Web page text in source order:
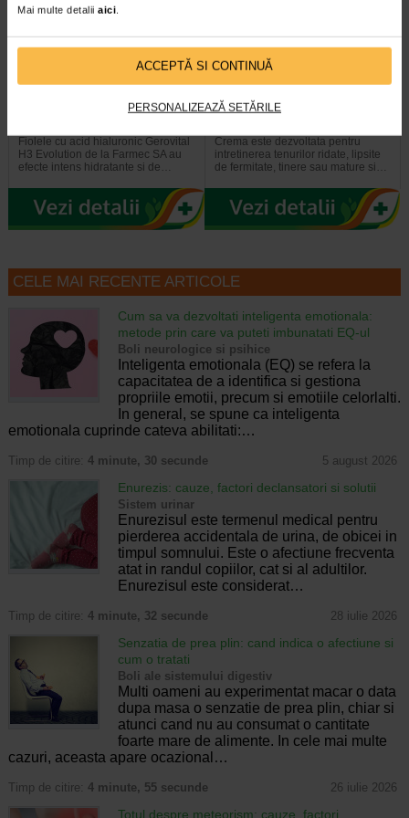
Mai multe detalii aici.
ACCEPTĂ SI CONTINUĂ
PERSONALIZEAZĂ SETĂRILE
Gerovital H3 Evolution fiole cu
acid hialuronic X 10 fiole
Fiolele cu acid hialuronic Gerovital
H3 Evolution de la Farmec SA au
efecte intens hidratante si de…
GH3 Derma+ Crema antirid si
fermitate, 50 ml, Gerovital
Crema este dezvoltata pentru
intretinerea tenurilor ridate, lipsite
de fermitate, tinere sau mature si…
CELE MAI RECENTE ARTICOLE
Cum sa va dezvoltati inteligenta emotionala:
metode prin care va puteti imbunatati EQ-ul
Boli neurologice si psihice
Inteligenta emotionala (EQ) se refera la
capacitatea de a identifica si gestiona
propriile emotii, precum si emotiile celorlalti.
In general, se spune ca inteligenta
emotionala cuprinde cateva abilitati:…
Timp de citire: 4 minute, 30 secunde 5 august 2026
Enurezis: cauze, factori declansatori si solutii
Sistem urinar
Enurezisul este termenul medical pentru
pierderea accidentala de urina, de obicei in
timpul somnului. Este o afectiune frecventa
atat in randul copiilor, cat si al adultilor.
Enurezisul este considerat…
Timp de citire: 4 minute, 32 secunde 28 iulie 2026
Senzatia de prea plin: cand indica o afectiune si
cum o tratati
Boli ale sistemului digestiv
Multi oameni au experimentat macar o data
dupa masa o senzatie de prea plin, chiar si
atunci cand nu au consumat o cantitate
foarte mare de alimente. In cele mai multe
cazuri, aceasta apare ocazional…
Timp de citire: 4 minute, 55 secunde 26 iulie 2026
Totul despre meteorism: cauze, factori